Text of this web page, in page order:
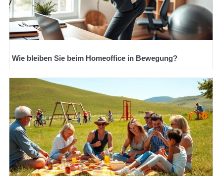
Wie bleiben Sie beim Homeoffice in Bewegung?